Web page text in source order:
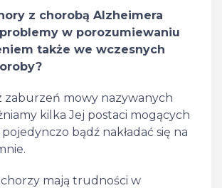
z chorobą Alzheimera
w porozumiewaniu
także we wczesnych
zaburzeń mowy nazywanych
kilka Jej postaci mogących
bądź nakładać się na
chorzy mają trudności w